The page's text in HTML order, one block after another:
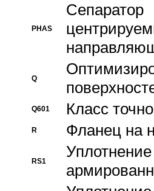
PHAS
Сепаратор
Q
Q601 Класс
R Фланец на
RS1